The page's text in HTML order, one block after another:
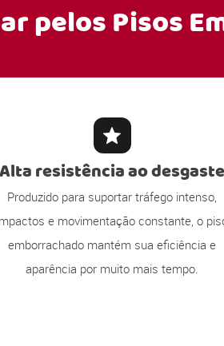
pelosPisos
Alta resistência ao desgaste
Produzido para suportar tráfego intenso,
e movimentação constante, o
emborrachado mantém sua eficiência e
aparência por muito mais tempo.